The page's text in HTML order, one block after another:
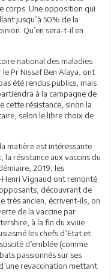
corps. Une opposition qui
jusqu’à 50% de la
Qu’en sera-t-il en
national des maladies
Pr Nissaf Ben Alaya, ont
été rendus publics, mais
à la campagne de
cette résistance, sinon la
selon le libre choix de
matière est intéressante.
résistance aux vaccins du
2019, les
Vignaud ont remonté
découvrant de
très ancien, écrivent-ils, on
de la vaccine par
à la fin du xviiie
les chefs d’Etat et
d’emblée (comme
passionnés sur ses
revaccination mettant